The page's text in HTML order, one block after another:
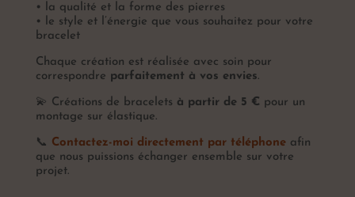
• la qualité et la forme des pierres
• le style et l’énergie que vous souhaitez pour votre
bracelet
Chaque création est réalisée avec soin pour
correspondre parfaitement à vos envies.
💫 Créations de bracelets à partir de 5 € pour un
montage sur élastique.
📞 Contactez-moi directement par téléphoneafin
que nous puissions échanger ensemble sur votre
projet.